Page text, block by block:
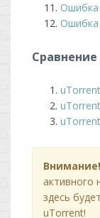
Ошибка
Ошибка
Внимание!
активного
здесь
uTorrent!